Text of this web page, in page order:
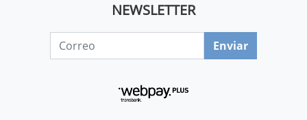
NEWSLETTER
Enviar